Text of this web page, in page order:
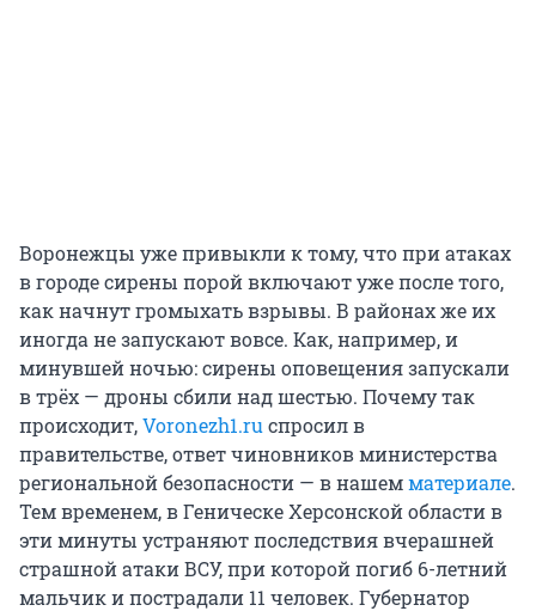
Воронежцы уже привыкли к тому, что при атаках
в городе сирены порой включают уже после того,
как начнут громыхать взрывы. В районах же их
иногда не запускают вовсе. Как, например, и
минувшей ночью: сирены оповещения запускали
в трёх — дроны сбили над шестью. Почему так
происходит,Voronezh1.ru спросил в
правительстве, ответ чиновников министерства
региональной безопасности — в нашемматериале.
Тем временем, в Геническе Херсонской области в
эти минуты устраняют последствия вчерашней
страшной атаки ВСУ, при которой погиб 6-летний
мальчик и пострадали 11 человек. Губернатор